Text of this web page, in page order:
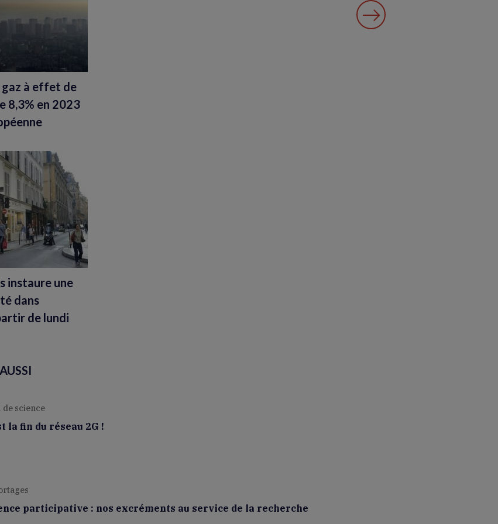
gaz à effet de
8,3% en 2023
instaure une
dans
de lundi
de science
la fin du réseau 2G !
participative : nos excréments au service de la recherche